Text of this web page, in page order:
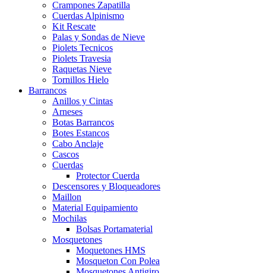
Crampones Zapatilla
Cuerdas Alpinismo
Kit Rescate
Palas y Sondas de Nieve
Piolets Tecnicos
Piolets Travesia
Raquetas Nieve
Tornillos Hielo
Barrancos
Anillos y Cintas
Arneses
Botas Barrancos
Botes Estancos
Cabo Anclaje
Cascos
Cuerdas
Protector Cuerda
Descensores y Bloqueadores
Maillon
Material Equipamiento
Mochilas
Bolsas Portamaterial
Mosquetones
Moquetones HMS
Mosqueton Con Polea